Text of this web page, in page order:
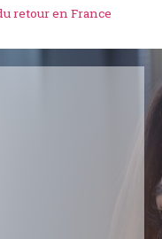
retour en France